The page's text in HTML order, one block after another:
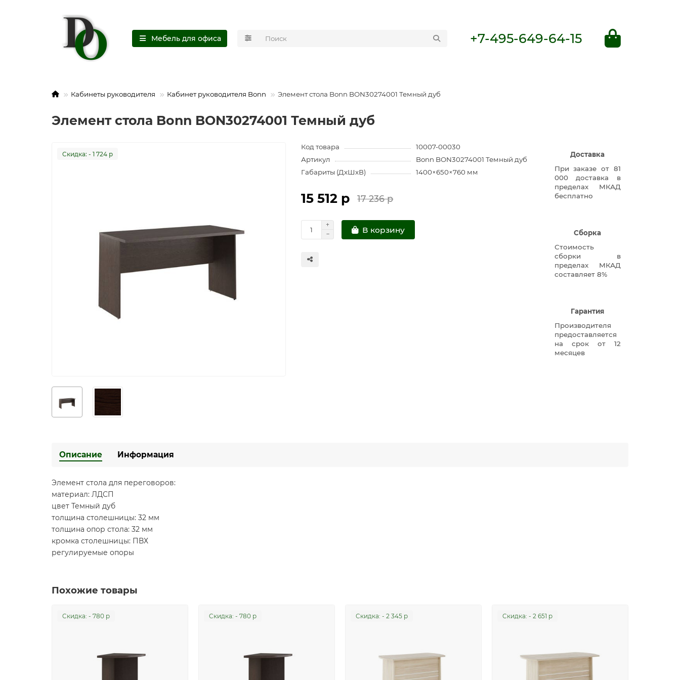
Мебель для офиса +7-495-649-64-15
Кабинеты руководителя Кабинет руководителя Bonn Элемент стола Bonn BON30274001 Темный дуб
Элемент стола Bonn BON30274001 Темный дуб
Cкидка: - 1 724 р
Код товара
10007-00030
Артикул
Bonn BON30274001 Темный дуб
Габариты (ДхШхВ)
1400×650×760 мм
15 512 р 17 236 р
В корзину
Доставка
При заказе от 81
000 доставка в
пределах МКАД
бесплатно
Сборка
Стоимость
сборки в
пределах МКАД
составляет 8%
Гарантия
Производителя
предоставляется
на срок от 12
месяцев
Описание Информация
Элемент стола для переговоров:
материал: ЛДСП
цвет Темный дуб
толщина столешницы: 32 мм
толщина опор стола: 32 мм
кромка столешницы: ПВХ
регулируемые опоры
Похожие товары
Cкидка: - 780 р Cкидка: - 780 р Cкидка: - 2 345 р Cкидка: - 2 651 р